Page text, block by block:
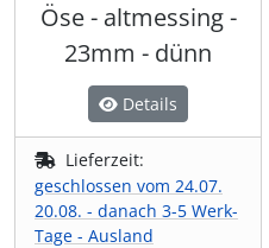
Öse - altmessing -
23mm - dünn
Details
Lieferzeit:
geschlossen vom 24.07.
20.08. - danach 3-5 Werk-
Tage - Ausland